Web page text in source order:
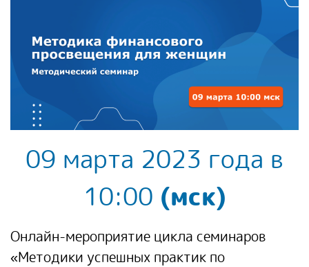
09 марта 2023 года в
10:00 (мск)
Онлайн-мероприятие цикла семинаров
«Методики успешных практик по